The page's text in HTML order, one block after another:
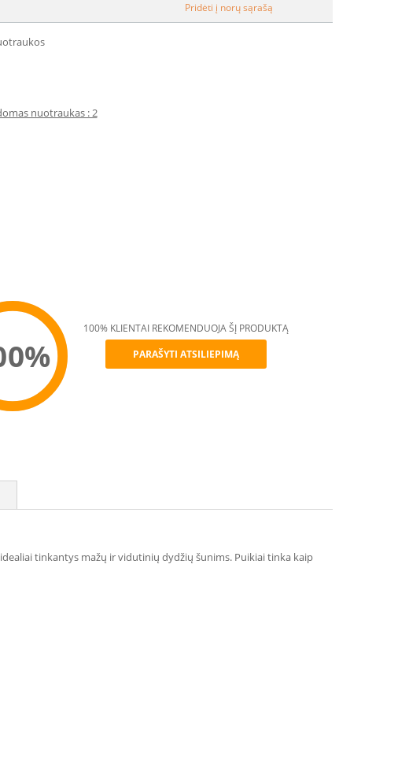
Pridėti į norų sąrašą
nuotraukas : 2
100% KLIENTAI REKOMENDUOJA ŠĮ PRODUKTĄ
PARAŠYTI ATSILIEPIMĄ
tinkantys mažų ir vidutinių dydžių šunims. Puikiai tinka kaip